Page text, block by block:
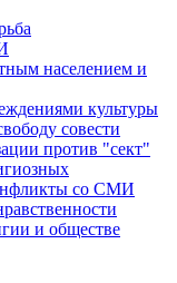
населением и
культуры
совести
против "сект"
со СМИ
и обществе